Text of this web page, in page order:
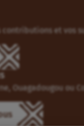
contributions et vos
Ouagadougou ou